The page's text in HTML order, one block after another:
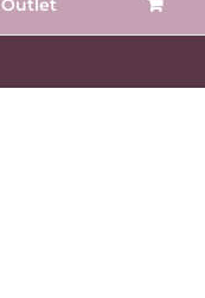
Outlet